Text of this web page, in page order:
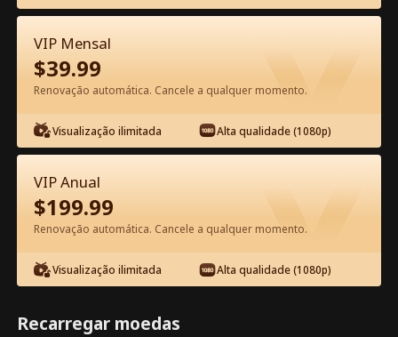
Episódio 19 - Você Mexeu com as
Irmãs Erradas Filme completo
1-50 51-61 Todos os episódios
19 20 21 22 23
VIP Mensal
$39.99
Renovação automática. Cancele a qualquer momento.
Visualização ilimitada Alta qualidade (1080p)
VIP Anual
$199.99
Renovação automática. Cancele a qualquer momento.
Visualização ilimitada Alta qualidade (1080p)
Recarregar moedas